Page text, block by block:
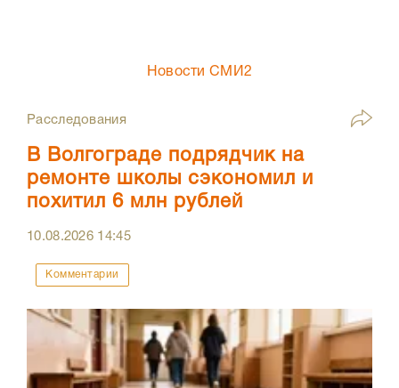
Новости СМИ2
Расследования
В Волгограде подрядчик на
ремонте школы сэкономил и
похитил 6 млн рублей
10.08.2026 14:45
Комментарии